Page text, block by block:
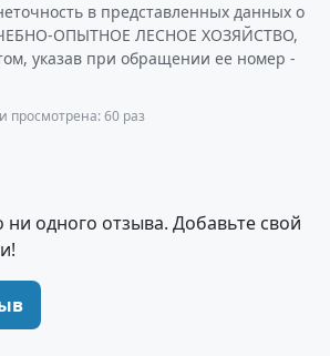
в представленных данных о
ОПЫТНОЕ ЛЕСНОЕ ХОЗЯЙСТВО,
указав при обращении ее номер -
просмотрена: 60 раз
одного отзыва. Добавьте свой